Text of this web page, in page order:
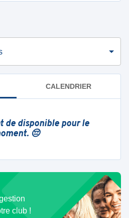
CALENDRIER
de disponible pour le
😔
club !